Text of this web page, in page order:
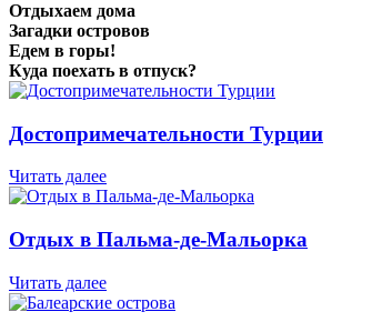
Отдыхаем дома
Загадки островов
Едем в горы!
Куда поехать в отпуск?
Достопримечательности Турции
Читать далее
Отдых в Пальма-де-Мальорка
Читать далее